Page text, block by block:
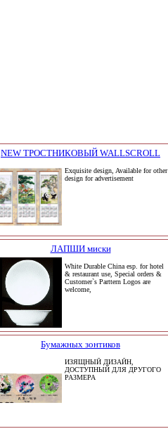
NEW ТРОСТНИКОВЫЙ WALLSCROLL
Exquisite design, Available for other
design for advertisement
ЛАПШИ миски
White Durable China esp. for hotel
& restaurant use, Special orders &
Customer`s Parttern Logos are
welcome,
Бумажных зонтиков
ИЗЯЩНЫЙ ДИЗАЙН,
ДОСТУПНЫЙ ДЛЯ ДРУГОГО
РАЗМЕРА